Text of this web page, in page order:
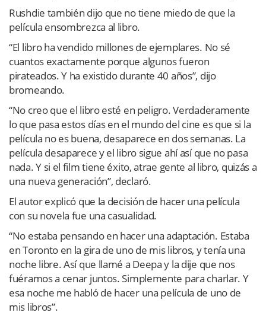
Rushdie también dijo que no tiene miedo de que la
película ensombrezca al libro.
“El libro ha vendido millones de ejemplares. No sé
cuantos exactamente porque algunos fueron
pirateados. Y ha existido durante 40 años”, dijo
bromeando.
“No creo que el libro esté en peligro. Verdaderamente
lo que pasa estos días en el mundo del cine es que si la
película no es buena, desaparece en dos semanas. La
película desaparece y el libro sigue ahí así que no pasa
nada. Y si el film tiene éxito, atrae gente al libro, quizás a
una nueva generación”, declaró.
El autor explicó que la decisión de hacer una película
con su novela fue una casualidad.
“No estaba pensando en hacer una adaptación. Estaba
en Toronto en la gira de uno de mis libros, y tenía una
noche libre. Así que llamé a Deepa y la dije que nos
fuéramos a cenar juntos. Simplemente para charlar. Y
esa noche me habló de hacer una película de uno de
mis libros”.